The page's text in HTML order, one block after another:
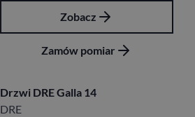
Zobacz
Zamów pomiar
Drzwi DRE Galla 14
DRE